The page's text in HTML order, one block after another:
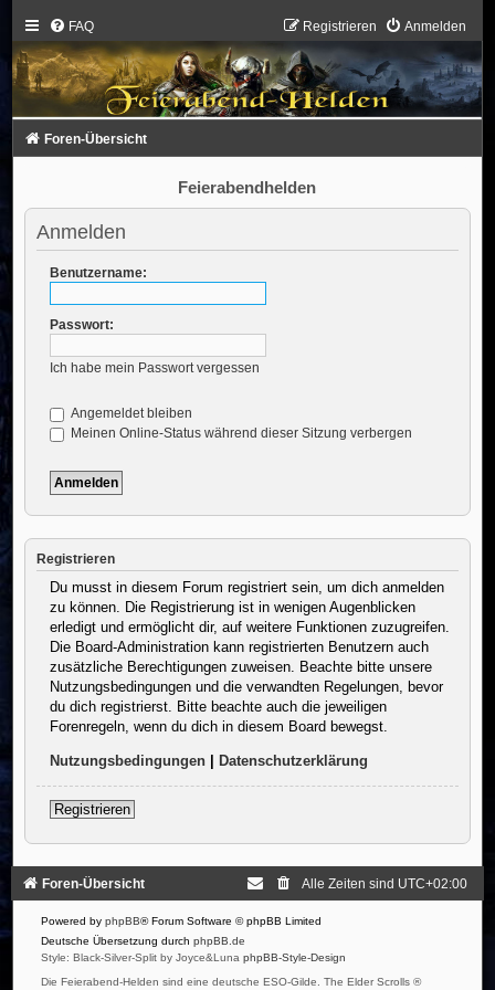
FAQ Anmelden
Registrieren
Foren-Übersicht
Feierabendhelden
Anmelden
Benutzername:
Passwort:
Ich habe mein Passwort vergessen
Angemeldet bleiben
Meinen Online-Status während dieser Sitzung verbergen
Registrieren
Du musst in diesem Forum registriert sein, um dich anmelden
zu können. Die Registrierung ist in wenigen Augenblicken
erledigt und ermöglicht dir, auf weitere Funktionen zuzugreifen.
Die Board-Administration kann registrierten Benutzern auch
zusätzliche Berechtigungen zuweisen. Beachte bitte unsere
Nutzungsbedingungen und die verwandten Regelungen, bevor
du dich registrierst. Bitte beachte auch die jeweiligen
Forenregeln, wenn du dich in diesem Board bewegst.
Nutzungsbedingungen| Datenschutzerklärung
Registrieren
Foren-Übersicht Alle Zeiten sind UTC+02:00
Powered by phpBB® Forum Software © phpBB Limited
Deutsche Übersetzung durch phpBB.de
Style: Black-Silver-Split by Joyce&Luna phpBB-Style-Design
Die Feierabend-Helden sind eine deutsche ESO-Gilde. The Elder Scrolls ®